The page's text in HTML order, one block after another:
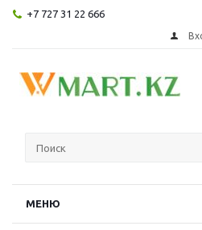
+7 727 31 22 666
МЕНЮ